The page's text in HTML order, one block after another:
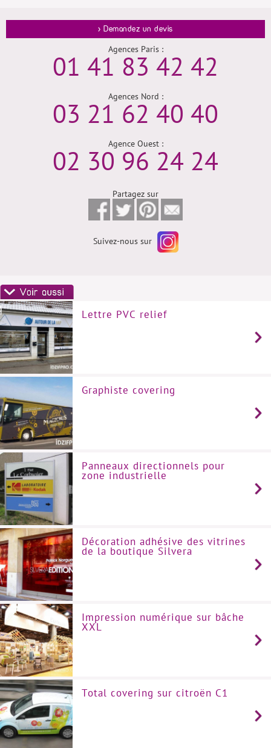
> Demandez un devis
Agences Paris :
01 41 83 42 42
Agences Nord :
03 21 62 40 40
Agence Ouest :
02 30 96 24 24
Partagez sur
Suivez-nous sur
Lettre PVC relief
Graphiste covering
Panneaux directionnels pour
zone industrielle
Décoration adhésive des vitrines
de la boutique Silvera
Impression numérique sur bâche
XXL
Total covering sur citroën C1